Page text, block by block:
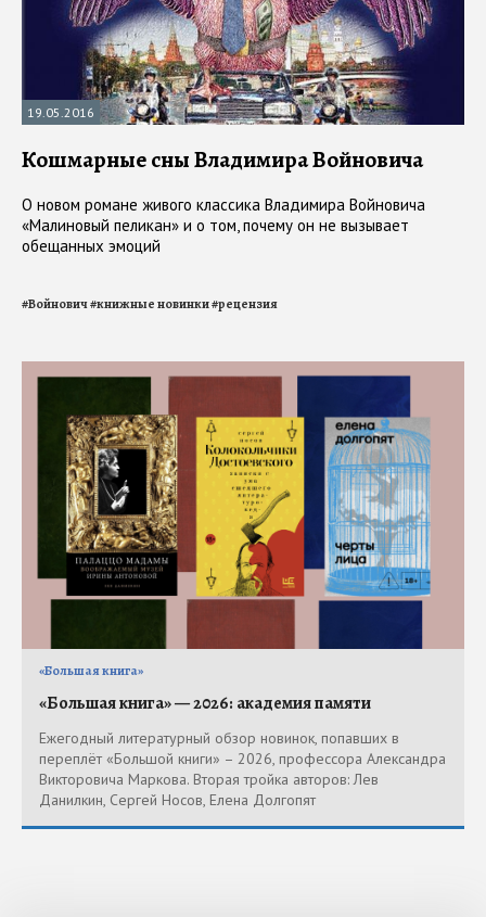
19.05.2016
Кошмарные сны Владимира Войновича
О новом романе живого классика Владимира Войновича
«Малиновый пеликан» и о том, почему он не вызывает
обещанных эмоций
#Войнович#книжные новинки#рецензия
«Большая книга»
«Большая книга» — 2026: академия памяти
Ежегодный литературный обзор новинок, попавших в
переплёт «Большой книги» – 2026, профессора Александра
Викторовича Маркова. Вторая тройка авторов: Лев
Данилкин, Сергей Носов, Елена Долгопят